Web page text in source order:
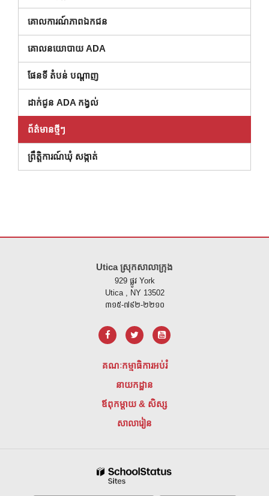
គោលការណ៍ភាពឯកជន
គោលនយោបាយ ADA
ផែនទី តំបន់ បណ្ដាញ
ដាក់ជូន ADA កង្វល់
ព័ត៌មានថ្មីៗ
ព្រឹត្តិការណ៍ឃុំ សង្កាត់
Utica ស្រុកសាលាក្រុង
929 ផ្លូវ York
Utica , NY 13502
៣១៥-៧៩២-២២១០
គណៈកម្មាធិការអប់រំ
នាយកដ្ឋាន
ឪពុកម្តាយ & សិស្ស
សាលារៀន